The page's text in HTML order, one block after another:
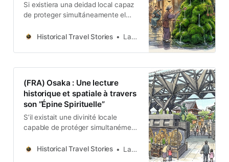
Si existiera una deidad local capaz
de proteger simultáneamente el
y la sabiduría, la salud personal, los
la desgracia —una deidad que
pudiera proteger a todos los
visitarla?
Historical Travel Stories Lawrence
(FRA) Osaka : Une lecture
historique et spatiale à travers
son ”Épine Spirituelle”
S’il existait une divinité locale
capable de protéger simultanément
la sagesse, la santé, les ancêtres et
Historical Travel Stories Lawrence